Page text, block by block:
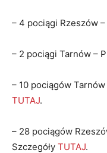
– 4 pociągi Rzeszów
– 2 pociągi Tarnów –
– 10 pociągów
TUTAJ.
– 28 pociągów
Szczegóły TUTAJ.